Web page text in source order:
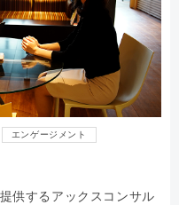
エンゲージメント
供するアックスコンサル